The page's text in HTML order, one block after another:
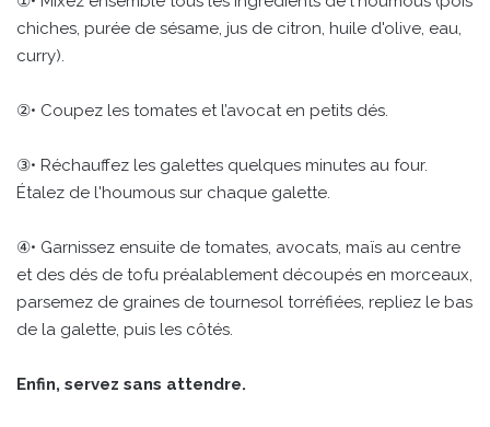
chiches, purée de sésame, jus de citron, huile d'olive, eau,
curry).
②• Coupez les tomates et l’avocat en petits dés.
③• Réchauffez les galettes quelques minutes au four.
Étalez de l'houmous sur chaque galette.
④• Garnissez ensuite de tomates, avocats, maïs au centre
et des dés de tofu préalablement découpés en morceaux,
parsemez de graines de tournesol torréfiées, repliez le bas
de la galette, puis les côtés.
Enfin, servez sans attendre.